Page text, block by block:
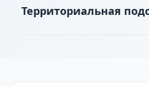
Территориальная